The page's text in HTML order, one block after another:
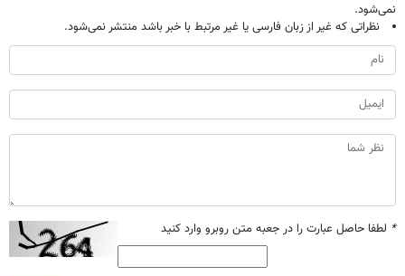
نمی‌شود.
نظراتی که غیر از زبان فارسی یا غیر مرتبط با خبر باشد منتشر نمی‌شود.
* لطفا حاصل عبارت را در جعبه متن روبرو وارد کنید